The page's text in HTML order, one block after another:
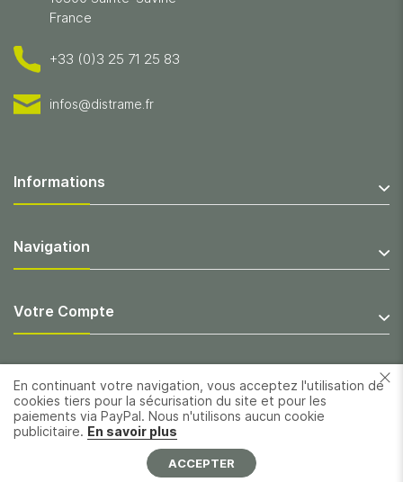
En continuant votre navigation, vous acceptez l'utilisation de
cookies tiers pour la sécurisation du site et pour les
paiements via PayPal. Nous n'utilisons aucun cookie
publicitaire. En savoir plus
ACCEPTER
France
+33 (0)3 25 71 25 83
infos@distrame.fr
Informations
Navigation
Votre Compte